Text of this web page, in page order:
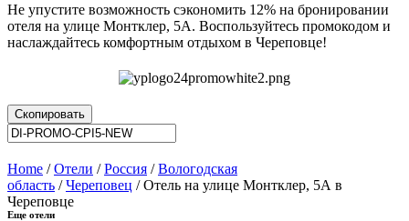
Не упустите возможность сэкономить 12% на бронировании
отеля на улице Монтклер, 5А. Воспользуйтесь промокодом и
наслаждайтесь комфортным отдыхом в Череповце!
Скопировать
Home /Отели /Россия /Вологодская
область /Череповец / Отель на улице Монтклер, 5А в
Череповце
Еще отели